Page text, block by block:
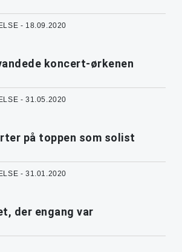
- 18.09.2020
koncert-ørkenen
- 31.05.2020
på toppen som solist
- 31.01.2020
der engang var